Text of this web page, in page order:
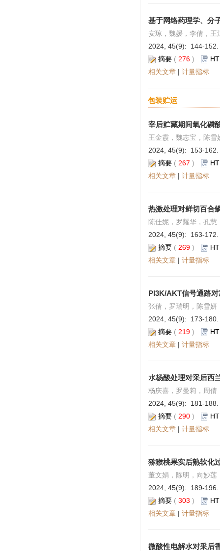
基于网络药理学、分
安琼，魏媛，李倩，王
2024, 45(9): 144-
摘要 ( 276 )
相关文章 | 计量指标
包装贮运
宰后贮藏期间氧化磷
王金霞，魏志宝，陈
2024, 45(9): 153-
摘要 ( 267 )
相关文章 | 计量指标
热激处理对鲜切百合
陈佳妮，罗耀华，孔
2024, 45(9): 163-
摘要 ( 269 )
相关文章 | 计量指标
PI3K/AKT信号通路
张倩，罗瑞明，陈雪妍
2024, 45(9): 173-
摘要 ( 219 )
相关文章 | 计量指标
水杨酸处理对采后西
杨庆喜，罗曼莉，周倩
2024, 45(9): 181-
摘要 ( 290 )
相关文章 | 计量指标
猕猴桃果实后熟软化
董文娟，陈明，向妙莲
2024, 45(9): 189-
摘要 ( 303 )
相关文章 | 计量指标
微酸性电解水对采后